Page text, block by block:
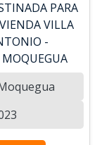
PARA
VILLA
-